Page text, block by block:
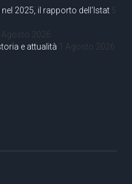
2025, il rapporto dell’Istat 5
Agosto 2026
e attualità 1 Agosto 2026